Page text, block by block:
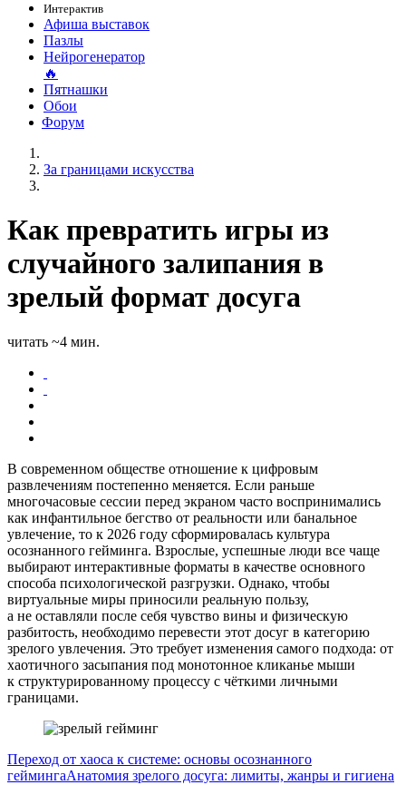
Интерактив
Афиша выставок
Пазлы
Нейрогенератор
🔥
Пятнашки
Обои
Форум
За границами искусства
Как превратить игры из
случайного залипания в
зрелый формат досуга
читать ~4 мин.
В современном обществе отношение к цифровым
развлечениям постепенно меняется. Если раньше
многочасовые сессии перед экраном часто воспринимались
как инфантильное бегство от реальности или банальное
увлечение, то к 2026 году сформировалась культура
осознанного гейминга. Взрослые, успешные люди все чаще
выбирают интерактивные форматы в качестве основного
способа психологической разгрузки. Однако, чтобы
виртуальные миры приносили реальную пользу,
а не оставляли после себя чувство вины и физическую
разбитость, необходимо перевести этот досуг в категорию
зрелого увлечения. Это требует изменения самого подхода: от
хаотичного засыпания под монотонное кликанье мыши
к структурированному процессу с чёткими личными
границами.
Переход от хаоса к системе: основы осознанного
геймингаАнатомия зрелого досуга: лимиты, жанры и гигиена